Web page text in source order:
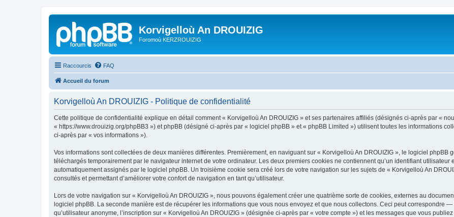
Korvigelloù An DROUIZIG
Foromoù KERZROUIZIG
Raccourcis FAQ
Accueil du forum
Korvigelloù An DROUIZIG - Politique de confidentialité
Cette politique de confidentialité explique en détail comment « Korvigelloù An DROUIZIG » et ses partenaires affiliés (désignés ci-après par «
« https://www.drouizig.org/phpBB3 ») et phpBB (désigné ci-après par « logiciel phpBB » et « phpBB Limited ») utilisent toutes les informations
ci-après par « vos informations »).
Vos informations sont collectées de deux manières différentes. Premièrement, en naviguant sur « Korvigelloù An DROUIZIG », le logiciel
téléchargés temporairement par le navigateur internet de votre ordinateur. Les deux premiers cookies ne contiennent qu’un identifiant
automatiquement assignés par le logiciel phpBB. Un troisième cookie sera créé lors de votre navigation sur les sujets de « Korvigelloù An
consultés et permettant d’améliorer votre confort de navigation en tant qu’utilisateur.
Lors de votre navigation sur « Korvigelloù An DROUIZIG », nous pouvons également créer une quatrième sorte de cookies, externes au
logiciel phpBB. La seconde manière est de récupérer les informations que vous nous envoyez et que nous collectons. Ceci peut correspondre
qu’utilisateur anonyme, l’inscription sur « Korvigelloù An DROUIZIG » (désignée ci-après par « votre compte ») et les messages que vous